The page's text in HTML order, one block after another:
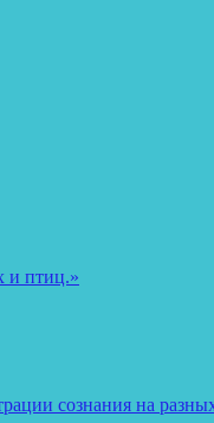
и птиц.»
сознания на